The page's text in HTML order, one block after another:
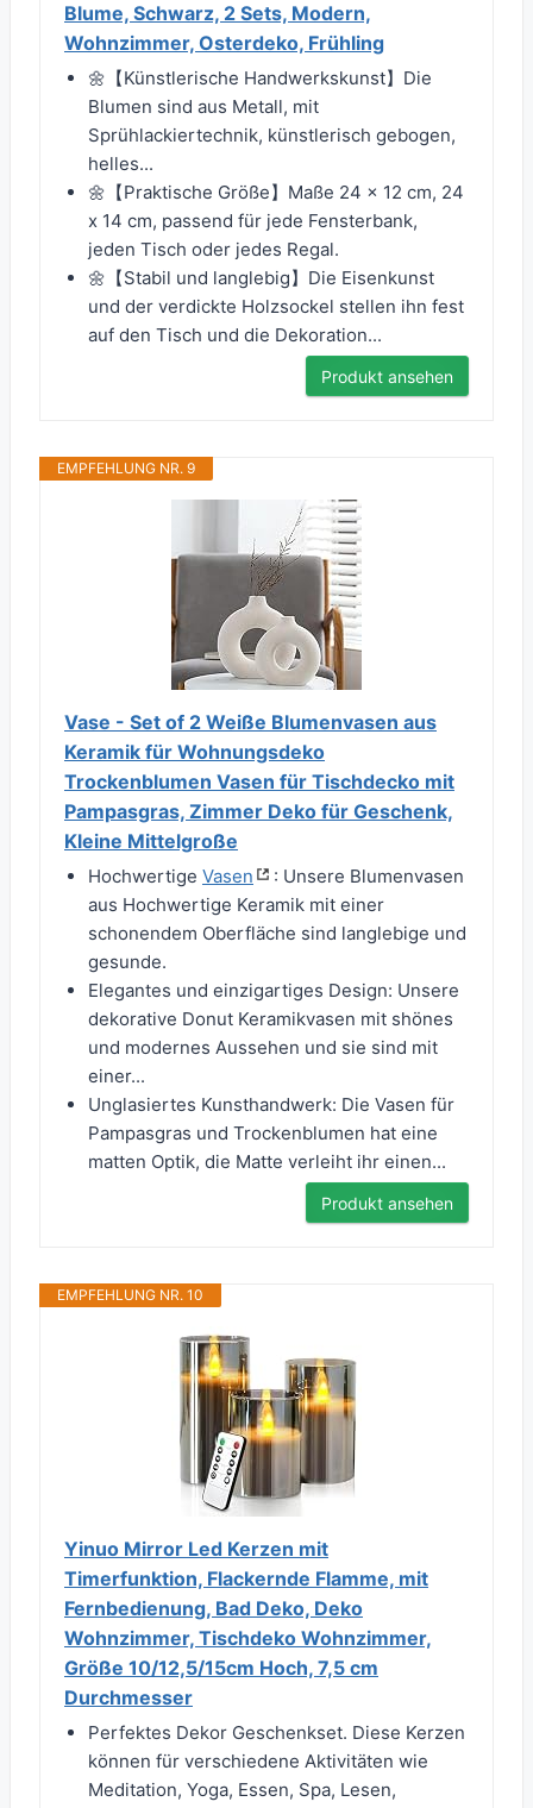
Blume, Schwarz, 2 Sets, Modern,
Wohnzimmer, Osterdeko, Frühling
🌼️【Künstlerische Handwerkskunst】Die
Blumen sind aus Metall, mit
Sprühlackiertechnik, künstlerisch gebogen,
helles...
🌼【Praktische Größe】Maße 24 x 12 cm, 24
x 14 cm, passend für jede Fensterbank,
jeden Tisch oder jedes Regal.
🌼【Stabil und langlebig】Die Eisenkunst
und der verdickte Holzsockel stellen ihn fest
auf den Tisch und die Dekoration...
Produkt ansehen
EMPFEHLUNG NR. 9
Vase - Set of 2 Weiße Blumenvasen aus
Keramik für Wohnungsdeko
Trockenblumen Vasen für Tischdecko mit
Pampasgras, Zimmer Deko für Geschenk,
Kleine Mittelgroße
Hochwertige Vasen
: Unsere Blumenvasen
aus Hochwertige Keramik mit einer
schonendem Oberfläche sind langlebige und
gesunde.
Elegantes und einzigartiges Design: Unsere
dekorative Donut Keramikvasen mit shönes
und modernes Aussehen und sie sind mit
einer...
Unglasiertes Kunsthandwerk: Die Vasen für
Pampasgras und Trockenblumen hat eine
matten Optik, die Matte verleiht ihr einen...
Produkt ansehen
EMPFEHLUNG NR. 10
Yinuo Mirror Led Kerzen mit
Timerfunktion, Flackernde Flamme, mit
Fernbedienung, Bad Deko, Deko
Wohnzimmer, Tischdeko Wohnzimmer,
Größe 10/12,5/15cm Hoch, 7,5 cm
Durchmesser
Perfektes Dekor Geschenkset. Diese Kerzen
können für verschiedene Aktivitäten wie
Meditation, Yoga, Essen, Spa, Lesen,